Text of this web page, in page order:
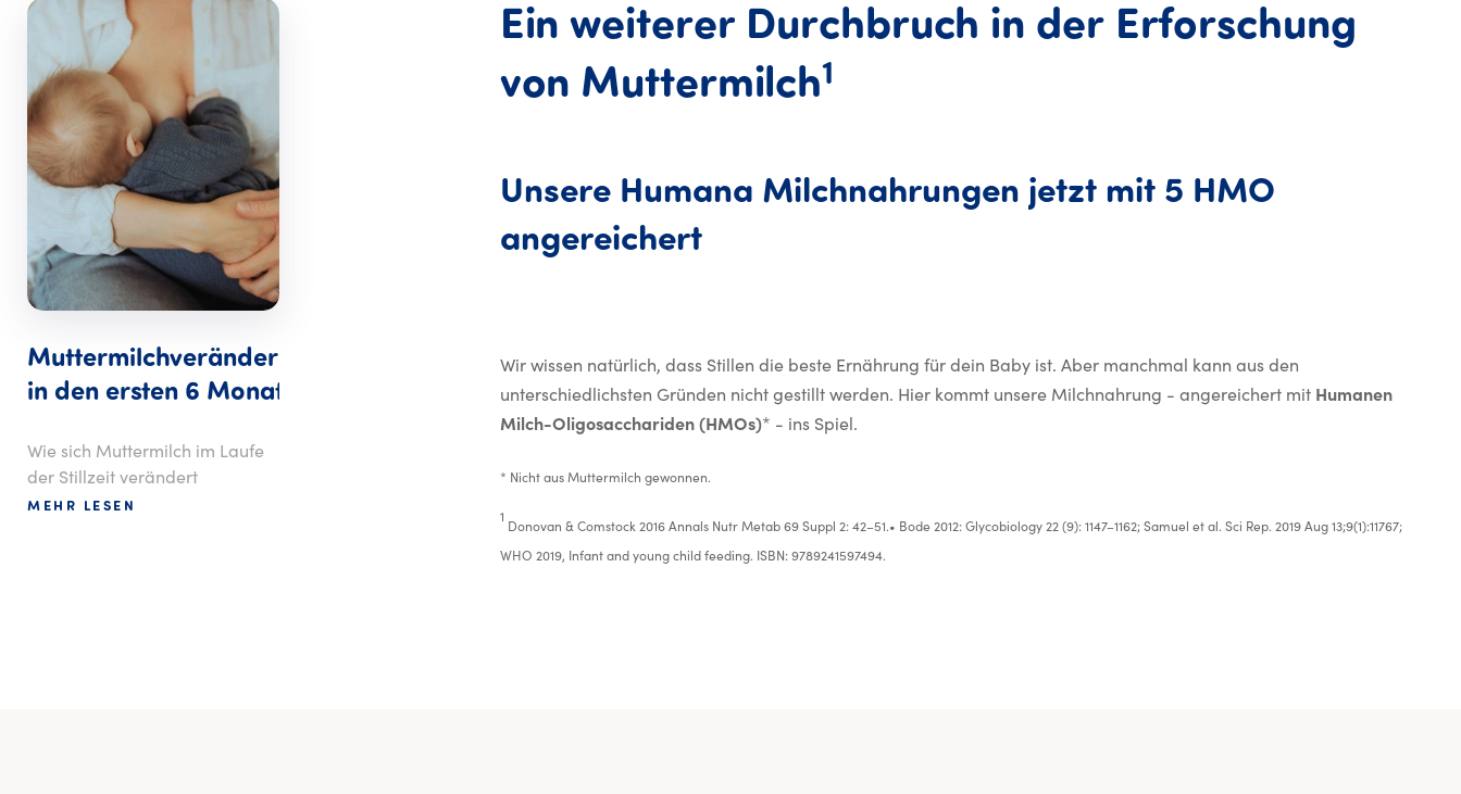
Muttermilchveränderung
in den ersten 6 Monaten
Wie sich Muttermilch im Laufe
der Stillzeit verändert
MEHR LESEN
Ein weiterer Durchbruch in der Erforschung
von Muttermilch1
Unsere Humana Milchnahrungen jetzt mit 5 HMO
angereichert
Wir wissen natürlich, dass Stillen die beste Ernährung für dein Baby ist. Aber manchmal kann aus den
unterschiedlichsten Gründen nicht gestillt werden. Hier kommt unsere Milchnahrung - angereichert mit Humanen
Milch-Oligosacchariden (HMOs)* - ins Spiel.
* Nicht aus Muttermilch gewonnen.
1
Donovan & Comstock 2016 Annals Nutr Metab 69 Suppl 2: 42–51.• Bode 2012: Glycobiology 22 (9): 1147–1162; Samuel et al. Sci Rep. 2019 Aug 13;9(1):11767;
WHO 2019, Infant and young child feeding. ISBN: 9789241597494.